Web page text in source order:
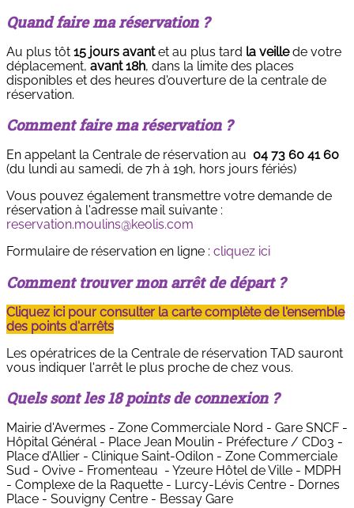
Quand faire ma réservation ?
Au plus tôt 15 jours avantet au plus tard la veillede votre
déplacement, avant 18h, dans la limite des places
disponibles et des heures d'ouverture de la centrale de
réservation.
Comment faire ma réservation ?
En appelant la Centrale de réservation au 04 73 60 41 60
(du lundi au samedi, de 7h à 19h, hors jours fériés)
Vous pouvez également transmettre votre demande de
réservation à l'adresse mail suivante :
reservation.moulins@keolis.com
Formulaire de réservation en ligne : cliquez ici
Comment trouver mon arrêt de départ ?
Cliquez ici pour consulter la carte complète de l'ensemble
des points d'arrêts
Les opératrices de la Centrale de réservation TAD sauront
vous indiquer l'arrêt le plus proche de chez vous.
Quels sont les 18 points de connexion ?
Mairie d'Avermes - Zone Commerciale Nord - Gare SNCF -
Hôpital Général - Place Jean Moulin - Préfecture / CD03 -
Place d’Allier - Clinique Saint-Odilon - Zone Commerciale
Sud - Ovive - Fromenteau - Yzeure Hôtel de Ville - MDPH
- Complexe de la Raquette - Lurcy-Lévis Centre - Dornes
Place - Souvigny Centre - Bessay Gare